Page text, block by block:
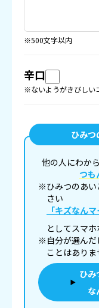
※500文字以内
辛口
※ないようがきびしい
ひみつ
他の人にわか
つも
※ひみつのあい
さい
「キズなん
としてスマ
※自分が選んだ
ことはありま
ひみ
な